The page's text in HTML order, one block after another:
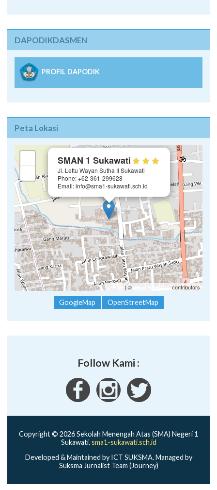
DAPODIKDASMEN
PROFIL DAPODIK
Peta Lokasi
SMAN 1 Sukawati
Jl. Lettu Wayan Sutha II Sukawati
Phone: +62-361-299628
Email: info@sma1-sukawati.sch.id
Leaflet | ©OpenStreetMap contributors
GoogleMap OpenStreetMap
Follow Kami :
Copyright © 2026 Sekolah Menengah Atas (SMA) Negeri 1
Sukawati.sma1-sukawati.sch.id
Developed & Maintained by ICT SUKSMA. Managed by
Suksma Jurnalist Team (Journey)